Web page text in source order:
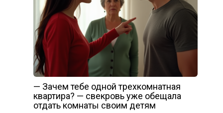
— Зачем тебе одной трехкомнатная
квартира? — свекровь уже обещала
отдать комнаты своим детям